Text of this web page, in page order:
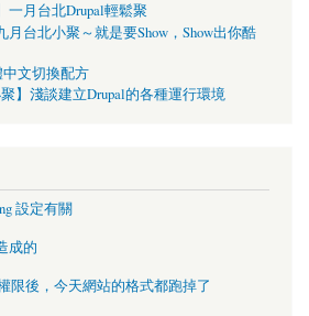
一月台北Drupal輕鬆聚
月台北小聚～就是要Show，Show出你酷
中文切換配方
聚】淺談建立Drupal的各種運行環境
設定有關
成的
限後，今天網站的格式都跑掉了